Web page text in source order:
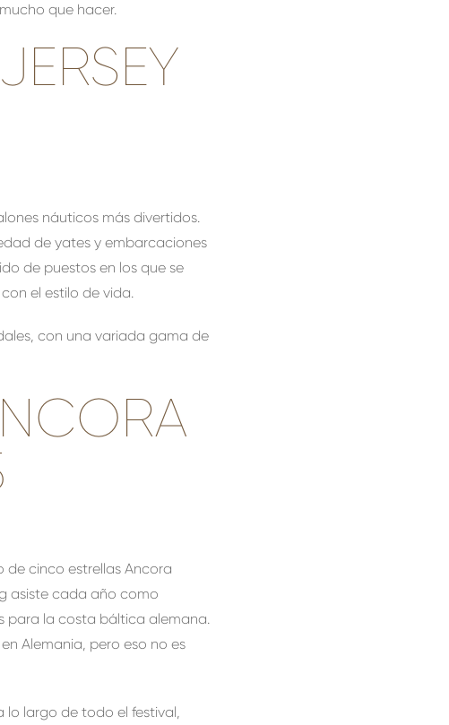
que hacer.
náuticos más divertidos.
de yates y embarcaciones
de puestos en los que se
el estilo de vida.
con una variada gama de
de cinco estrellas Ancora
asiste cada año como
para la costa báltica alemana.
Alemania, pero eso no es
lo largo de todo el festival,